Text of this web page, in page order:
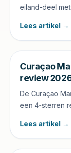
eiland-deel
budget koppels.
Lees artikel →
Curaçao
review
De Curaçao
een 4-sterren
en zwakke
Lees artikel →